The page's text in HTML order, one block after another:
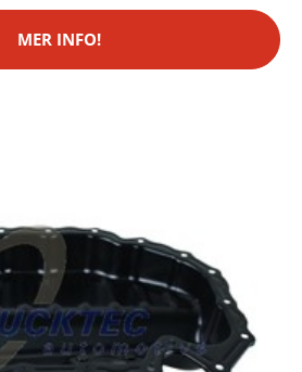
MER INFO!